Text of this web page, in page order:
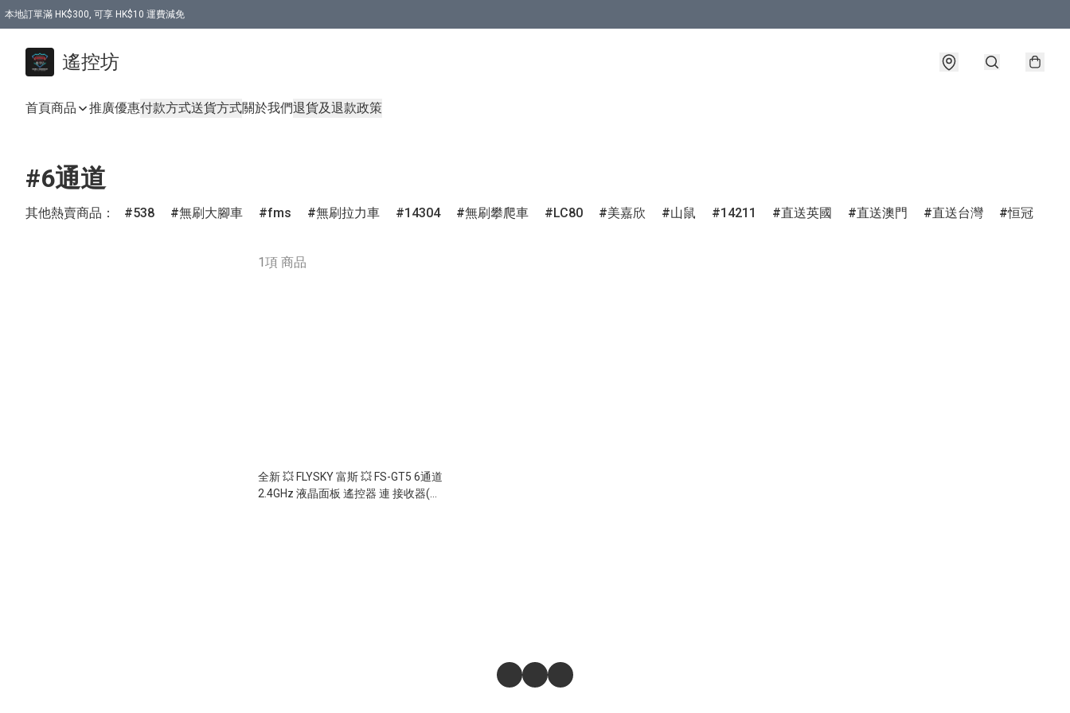
本地訂單滿 HK$300, 可享 HK$10 運費減免
遙控坊
首頁商品 推廣優惠付款方式送貨方式關於我們退貨及退款政策
#6通道
其他熱賣商品： 538 無刷大腳車 fms 無刷拉力車 14304 無刷攀爬車 LC80 美嘉欣 山鼠 14211 直送英國 直送澳門 直送台灣 恒冠
1項 商品
全新 💥 FLYSKY 富斯 💥 FS-GT5 6通道
2.4GHz 液晶面板 遙控器 連 接收器(帶